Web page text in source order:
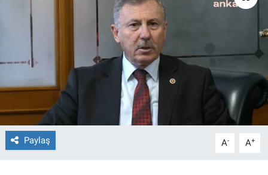
Paylaş A- A+
Gerçeğin İzinde
Gün Bitiyor
Gün Ortası
Gündem Özel